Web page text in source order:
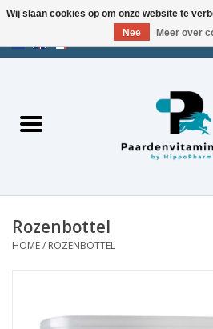
USD/CHF/
Zoek op merk
Rozenbottel
HOME/ ROZENBOTTEL
Wij slaan cookies op om onze website te
Nee
Meer over